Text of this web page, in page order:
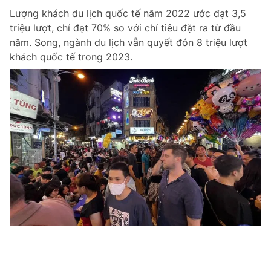
Lượng khách du lịch quốc tế năm 2022 ước đạt 3,5
triệu lượt, chỉ đạt 70% so với chỉ tiêu đặt ra từ đầu
năm. Song, ngành du lịch vẫn quyết đón 8 triệu lượt
khách quốc tế trong 2023.